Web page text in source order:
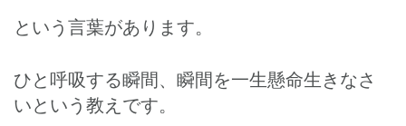
という言葉があります。
ひと呼吸する瞬間、瞬間を一生懸命生きなさ
いという教えです。